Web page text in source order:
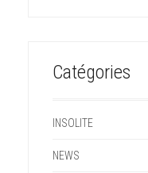
Catégories
INSOLITE
NEWS